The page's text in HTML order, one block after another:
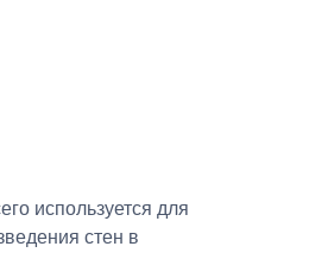
используется для
стен в